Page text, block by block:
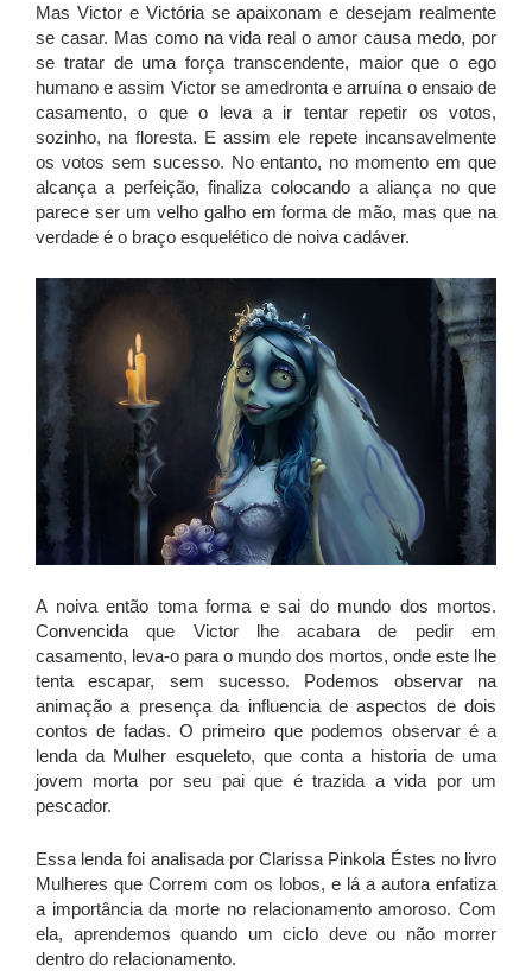
Mas Victor e Victória se apaixonam e desejam realmente
se casar. Mas como na vida real o amor causa medo, por
se tratar de uma força transcendente, maior que o ego
humano e assim Victor se amedronta e arruína o ensaio de
casamento, o que o leva a ir tentar repetir os votos,
sozinho, na floresta. E assim ele repete incansavelmente
os votos sem sucesso. No entanto, no momento em que
alcança a perfeição, finaliza colocando a aliança no que
parece ser um velho galho em forma de mão, mas que na
verdade é o braço esquelético de noiva cadáver.
A noiva então toma forma e sai do mundo dos mortos.
Convencida que Victor lhe acabara de pedir em
casamento, leva-o para o mundo dos mortos, onde este lhe
tenta escapar, sem sucesso. Podemos observar na
animação a presença da influencia de aspectos de dois
contos de fadas. O primeiro que podemos observar é a
lenda da Mulher esqueleto, que conta a historia de uma
jovem morta por seu pai que é trazida a vida por um
pescador.
Essa lenda foi analisada por Clarissa Pinkola Éstes no livro
Mulheres que Correm com os lobos, e lá a autora enfatiza
a importância da morte no relacionamento amoroso. Com
ela, aprendemos quando um ciclo deve ou não morrer
dentro do relacionamento.